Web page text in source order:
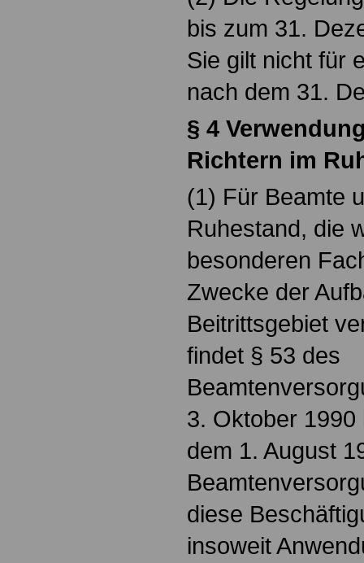
bis zum 31.
Sie gilt nicht für
nach dem 31.
§ 4
Richtern im
(1) Für Beamte
Ruhestand, die
besonderen
Zwecke der
Beitrittsgebiet
findet § 53 des
3. Oktober 1990
dem 1. August
diese
insoweit